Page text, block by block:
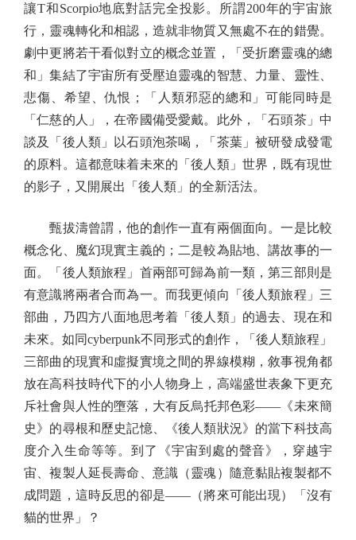
讓T和Scorpio地底對話完全投影。所謂200年的宇宙旅
行，靈魂轉化和相認，造就非物質又無處不在的錯覺。
劇中更將若干看似對立的概念並置，「受折磨靈魂的總
和」集結了宇宙所有受壓迫靈魂的智慧、力量、靈性、
悲傷、希望、仇恨；「人類邪惡的總和」可能同時是
「仁慈的人」，在帝國備受愛戴。此外，「石頭茶」中
談及「後人類」以石頭泡茶喝，「茶葉」被研發成發電
的原料。這都意味着未來的「後人類」世界，既有現世
的影子，又開展出「後人類」的全新活法。
甄拔濤曾謂，他的創作一直有兩個面向。一是比較
概念化、魔幻現實主義的；二是較為貼地、講故事的一
面。「後人類旅程」首兩部可歸為前一類，第三部則是
有意識將兩者合而為一。而我更傾向「後人類旅程」三
部曲，乃四方八面地思考着「後人類」的過去、現在和
未來。如同cyberpunk不同形式的創作，「後人類旅程」
三部曲的現實和虛擬實境之間的界線模糊，敘事視角都
放在高科技時代下的小人物身上，高端盛世表象下更充
斥社會與人性的墮落，大有反烏托邦色彩——《未來簡
史》的尋根和歷史記憶、《後人類狀況》的當下科技高
度介入生命等等。到了《宇宙到處的聲音》，穿越宇
宙、複製人延長壽命、意識（靈魂）隨意黏貼複製都不
成問題，這時反思的卻是——（將來可能出現）「沒有
貓的世界」？